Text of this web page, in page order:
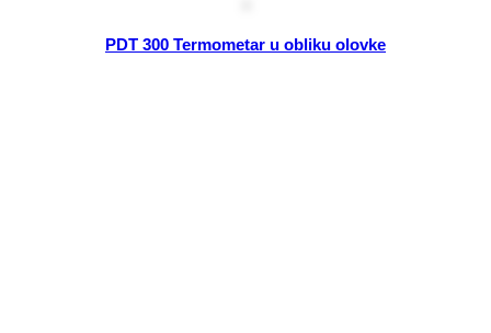
PDT 300 Termometar u obliku olovke